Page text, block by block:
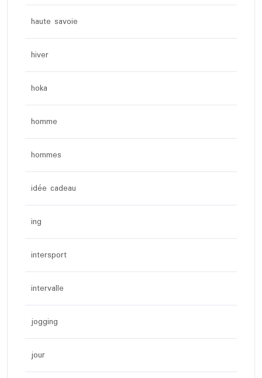
haute savoie
hiver
hoka
homme
hommes
idée cadeau
ing
intersport
intervalle
jogging
jour